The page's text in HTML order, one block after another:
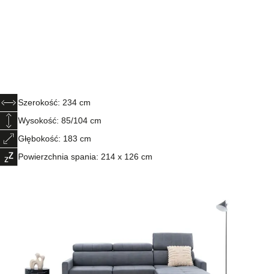
Szerokość: 234 cm
Wysokość: 85/104 cm
Głębokość: 183 cm
Powierzchnia spania: 214 x 126 cm